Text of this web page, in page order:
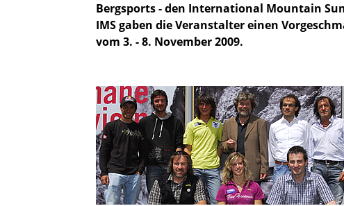
Bergsports - den International Mountain
IMS gaben die Veranstalter einen
vom 3. - 8. November 2009.